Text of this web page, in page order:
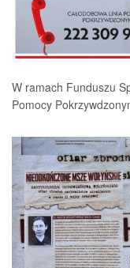
W ramach Funduszu
Pomocy